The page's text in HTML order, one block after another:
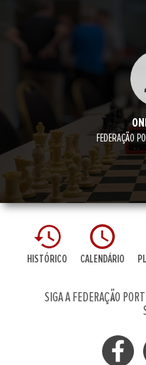
FEDERAÇÃO
HISTÓRICO CALENDÁRIO
SIGA A FEDERAÇÃO